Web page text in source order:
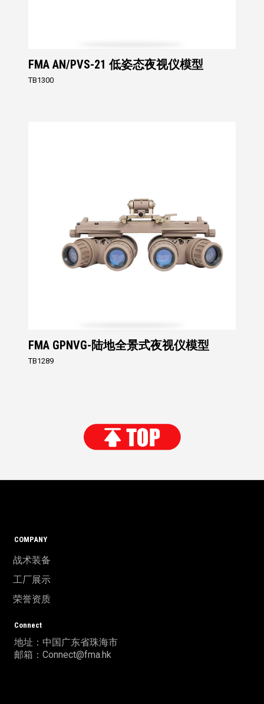
FMA AN/PVS-21 低姿态夜视仪模型
TB1300
FMA GPNVG-陆地全景式夜视仪模型
TB1289
COMPANY
战术装备
工厂展示
荣誉资质
Connect
地址：中国广东省珠海市
邮箱：Connect@fma.hk